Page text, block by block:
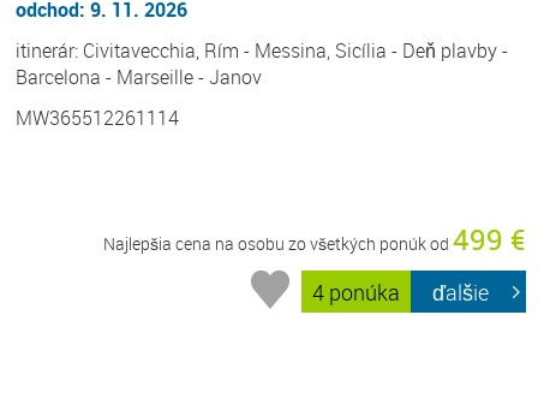
odchod: 9. 11. 2026
itinerár: Civitavecchia, Rím - Messina, Sicília - Deň plavby -
Barcelona - Marseille - Janov
MW365512261114
Najlepšia cena na osobu zo všetkých ponúk od 499 €
4 ponúka ďalšie